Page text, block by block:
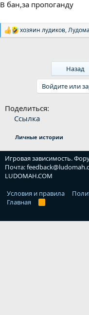
В бан,за пропоганду
Р
хозяин лудиков,
Назад
Войдите или
Поделиться:
Ссылка
Личные истории
Игровая зависимость.
Почта:
LUDOMAH.COM
Условия и правила
Главная
R